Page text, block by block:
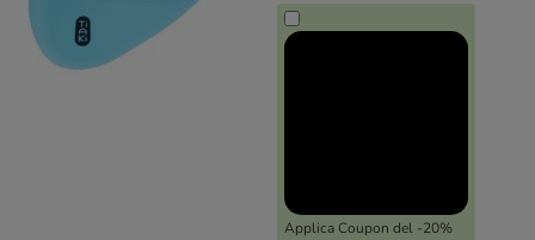
Applica Coupon del -20%